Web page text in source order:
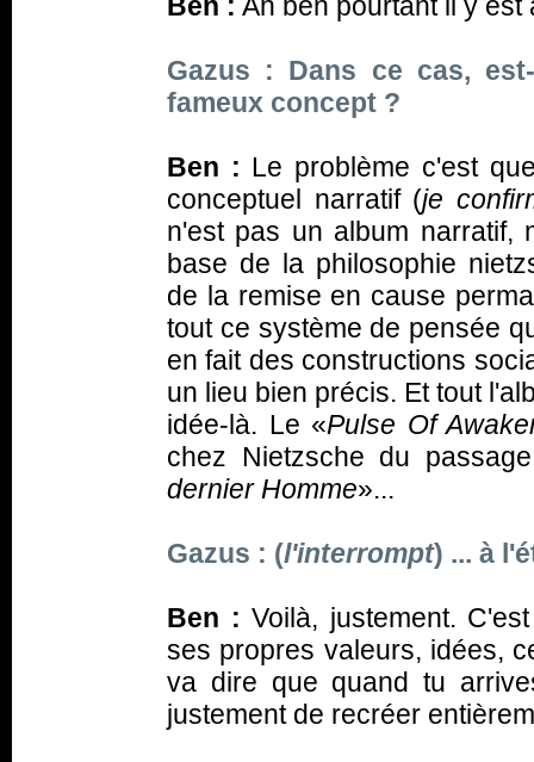
Gazus : Dans ce cas,
fameux concept ?
Ben : Le problème c'est
conceptuel narratif (je
n'est pas un album narratif,
base de la philosophie
de la remise en cause
tout ce système de pensée
en fait des constructions
un lieu bien précis. Et tout
idée-là. Le «Pulse Of
chez Nietzsche du
dernier Homme»...
Gazus : (l'interrompt) ... à
Ben : Voilà, justement.
ses propres valeurs, idées,
va dire que quand tu
justement de recréer